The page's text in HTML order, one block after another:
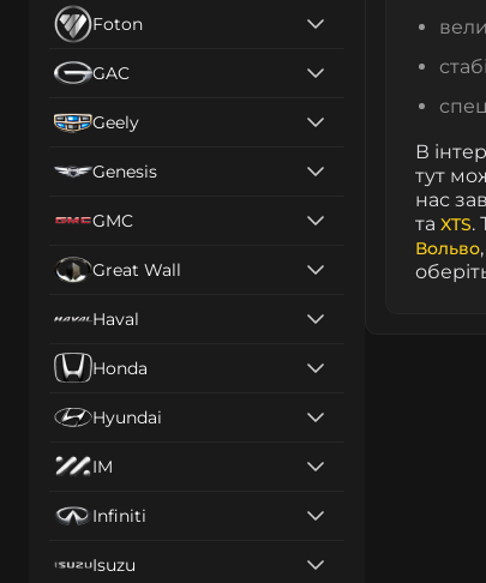
Foton
GAC
Geely
Genesis
GMC
Great Wall
Haval
Honda
Hyundai
IM
Infiniti
Isuzu
В
тут
нас
та XTS.
Вольво,